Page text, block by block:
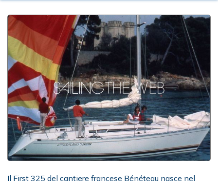
Il First 325 del cantiere francese Bénéteau nasce nel